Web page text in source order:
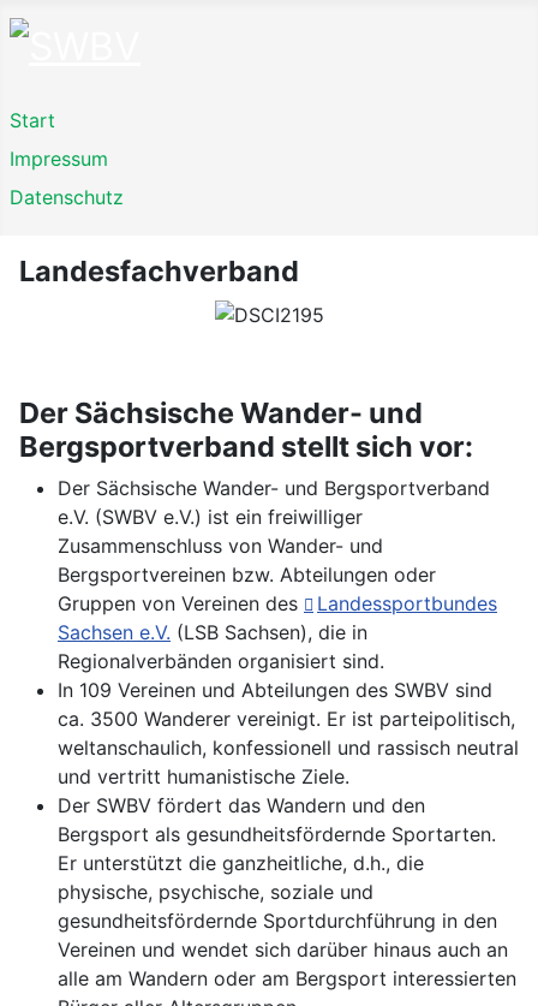
Start
Impressum
Datenschutz
Landesfachverband
Der Sächsische Wander- und
Bergsportverband stellt sich vor:
Der Sächsische Wander- und Bergsportverband
e.V. (SWBV e.V.) ist ein freiwilliger
Zusammenschluss von Wander- und
Bergsportvereinen bzw. Abteilungen oder
Gruppen von Vereinen des
Landessportbundes
Sachsen e.V. (LSB Sachsen), die in
Regionalverbänden organisiert sind.
In 109 Vereinen und Abteilungen des SWBV sind
ca. 3500 Wanderer vereinigt. Er ist parteipolitisch,
weltanschaulich, konfessionell und rassisch neutral
und vertritt humanistische Ziele.
Der SWBV fördert das Wandern und den
Bergsport als gesundheitsfördernde Sportarten.
Er unterstützt die ganzheitliche, d.h., die
physische, psychische, soziale und
gesundheitsfördernde Sportdurchführung in den
Vereinen und wendet sich darüber hinaus auch an
alle am Wandern oder am Bergsport interessierten